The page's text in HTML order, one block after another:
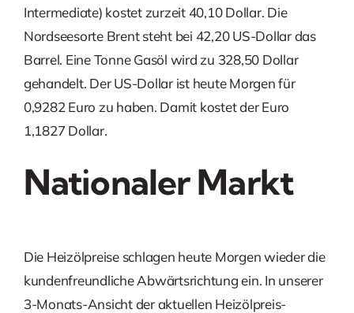
Intermediate) kostet zurzeit 40,10 Dollar. Die
Nordseesorte Brent steht bei 42,20 US-Dollar das
Barrel. Eine Tonne Gasöl wird zu 328,50 Dollar
gehandelt. Der US-Dollar ist heute Morgen für
0,9282 Euro zu haben. Damit kostet der Euro
1,1827 Dollar.
Nationaler Markt
Die Heizölpreise schlagen heute Morgen wieder die
kundenfreundliche Abwärtsrichtung ein. In unserer
3-Monats-Ansicht der aktuellen Heizölpreis-